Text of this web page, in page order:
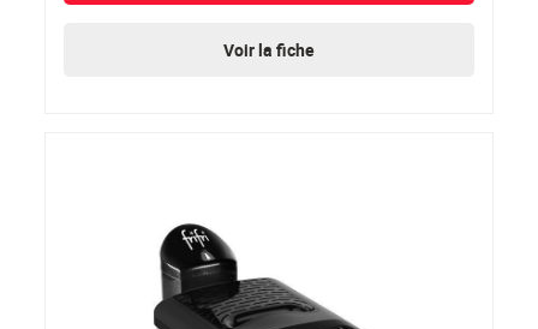
Voir la fiche